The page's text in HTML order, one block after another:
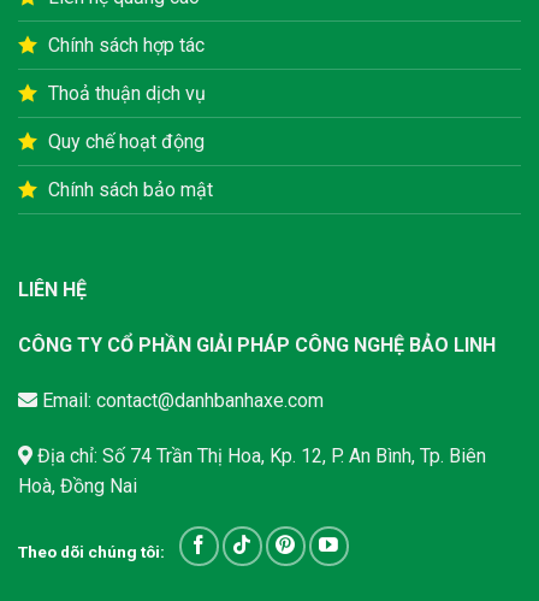
Chính sách hợp tác
Thoả thuận dịch vụ
Quy chế hoạt động
Chính sách bảo mật
LIÊN HỆ
CÔNG TY CỔ PHẦN GIẢI PHÁP CÔNG NGHỆ BẢO LINH
Email: contact@danhbanhaxe.com
Địa chỉ: Số 74 Trần Thị Hoa, Kp. 12, P. An Bình, Tp. Biên
Hoà, Đồng Nai
Theo dõi chúng tôi: